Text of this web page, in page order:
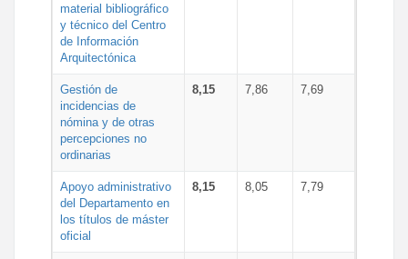
material bibliográfico
y técnico del Centro
de Información
Arquitectónica
Gestión de
incidencias de
nómina y de otras
percepciones no
ordinarias
8,15 7,86 7,69
Apoyo administrativo
del Departamento en
los títulos de máster
oficial
8,15 8,05 7,79